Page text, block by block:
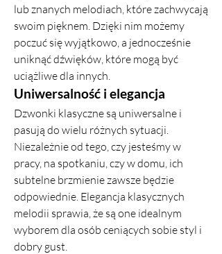
lub znanych melodiach, które zachwycają
swoim pięknem. Dzięki nim możemy
poczuć się wyjątkowo, a jednocześnie
uniknąć dźwięków, które mogą być
uciążliwe dla innych.
Uniwersalność i elegancja
Dzwonki klasyczne są uniwersalne i
pasują do wielu różnych sytuacji.
Niezależnie od tego, czy jesteśmy w
pracy, na spotkaniu, czy w domu, ich
subtelne brzmienie zawsze będzie
odpowiednie. Elegancja klasycznych
melodii sprawia, że są one idealnym
wyborem dla osób ceniących sobie styl i
dobry gust.